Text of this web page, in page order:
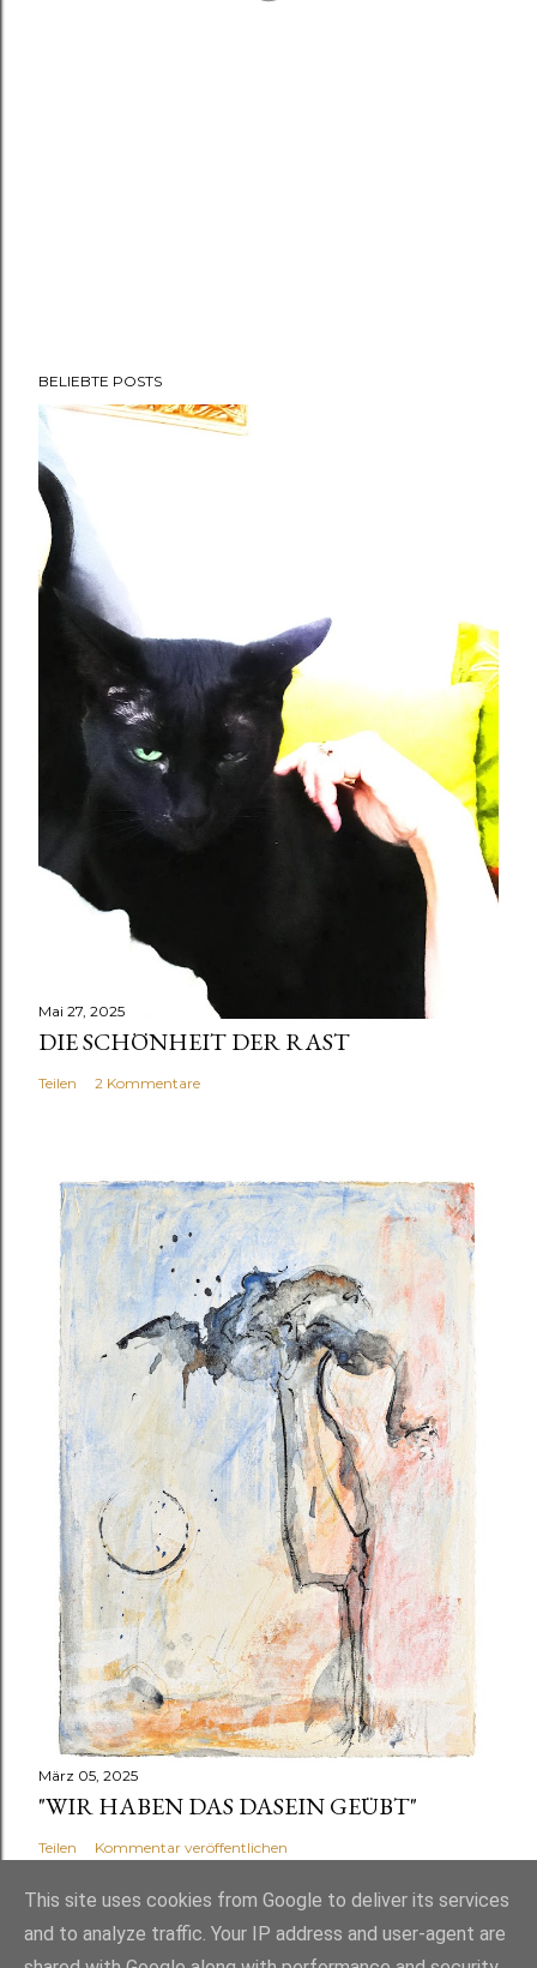
BELIEBTE POSTS
Mai 27, 2025
DIE SCHÖNHEIT DER RAST
Teilen 2 Kommentare
März 05, 2025
"WIR HABEN DAS DASEIN GEÜBT"
Teilen Kommentar veröffentlichen
This site uses cookies from Google to deliver its services
and to analyze traffic. Your IP address and user-agent are